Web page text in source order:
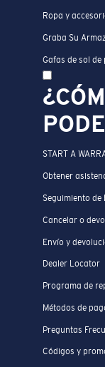
Ropa y
Graba Su
Gafas de sol de
START A
Obtener
Seguimiento de
Cancelar o
Envío y
Dealer Locator
Programa de
Métodos de
Preguntas
Códigos y